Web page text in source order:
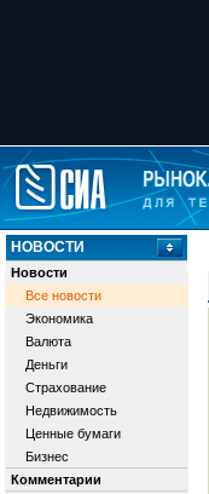
НОВОСТИ
Новости
Все новости
Экономика
Валюта
Деньги
Страхование
Недвижимость
Ценные бумаги
Бизнес
Комментарии